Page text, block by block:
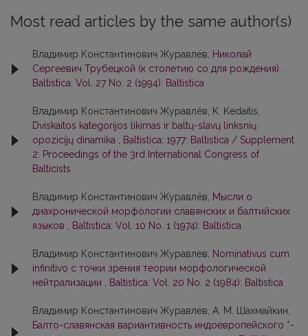
Most read articles by the same author(s)
Владимир Константинович Журавлев,
Николай
Сергеевич Трубецкой (к столетию со для рождения)
Baltistica: Vol. 27 No. 2 (1994): Baltistica
Владимир Константинович Журавлёв, K. Kedaitis,
Dviskaitos kategorijos likimas ir baltų-slavų linksnių
opozicijų dinamika
Baltistica: 1977: Baltistica / Supplement
2: Proceedings of the 3rd International Congress of
Balticists
Владимир Константинович Журавлёв,
Мысли о
диахронической морфологии славянских и балтийских
языков
Baltistica: Vol. 10 No. 1 (1974): Baltistica
Владимир Константинович Журавлев,
Nominativus cum
infinitivo с точки зрения теории морфологической
нейтрализации
Baltistica: Vol. 20 No. 2 (1984): Baltistica
Владимир Константинович Журавлев, А. М. Шахмайкин,
Балто-славянская вариантивность индоевропейского *-